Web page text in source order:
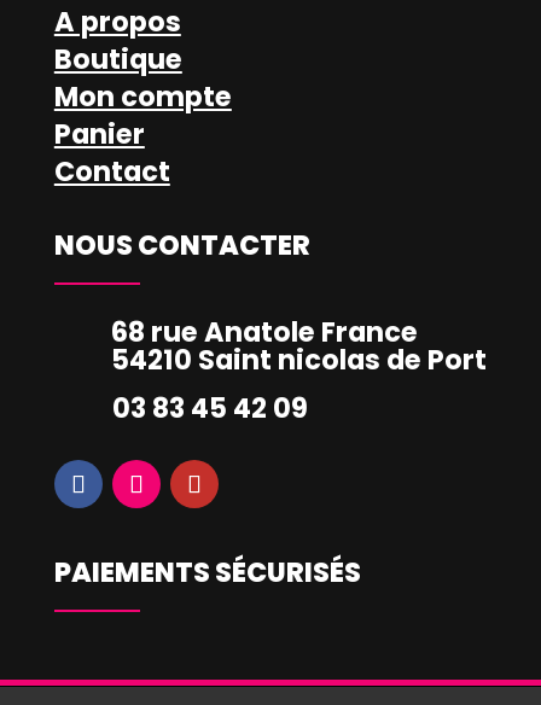
A propos
Boutique
Mon compte
Panier
Contact
NOUS CONTACTER
68 rue Anatole France
54210 Saint nicolas de Port
03 83 45 42 09
PAIEMENTS SÉCURISÉS